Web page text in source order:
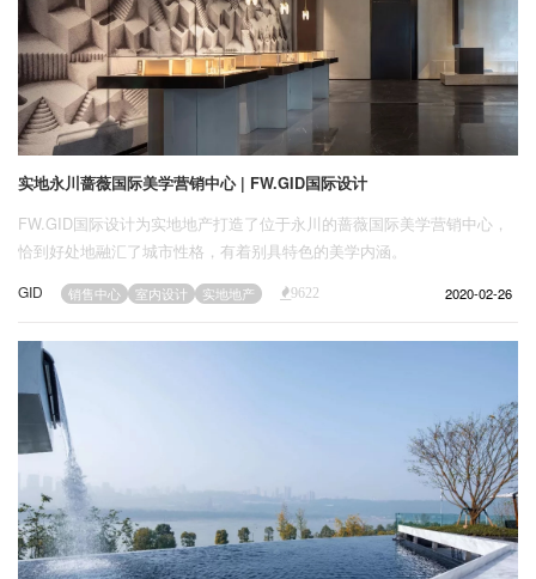
实地永川蔷薇国际美学营销中心 | FW.GID国际设计
FW.GID国际设计为实地地产打造了位于永川的蔷薇国际美学营销中心，
恰到好处地融汇了城市性格，有着别具特色的美学内涵。
GID 销售中心 室内设计 实地地产 9622 2020-02-26